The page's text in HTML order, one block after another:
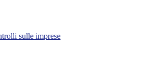
sulle imprese